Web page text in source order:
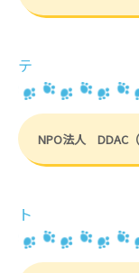
テ
NPO法人 DDAC（
ト